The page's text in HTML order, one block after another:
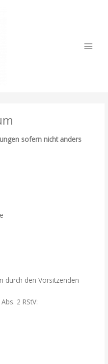
sofern nicht anders
durch den Vorsitzenden
2 RStV: